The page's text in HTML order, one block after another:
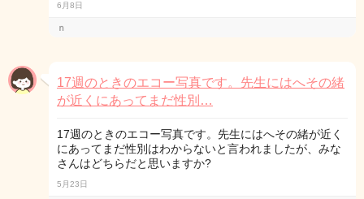
6月8日
ｎ
17週のときのエコー写真です。先生にはへその緒
が近くにあってまだ性別…
17週のときのエコー写真です。先生にはへその緒が近く
にあってまだ性別はわからないと言われましたが、みな
さんはどちらだと思いますか?
5月23日